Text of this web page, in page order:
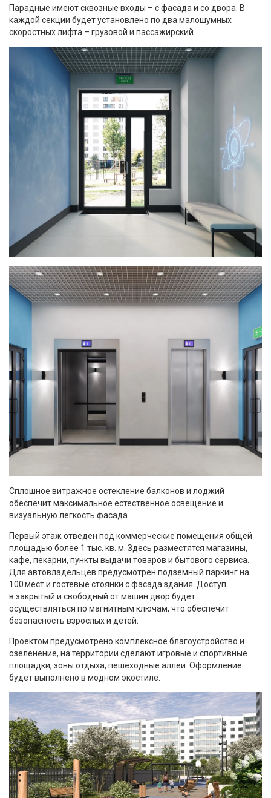
Парадные имеют сквозные входы – с фасада и со двора. В
каждой секции будет установлено по два малошумных
скоростных лифта – грузовой и пассажирский.
Сплошное витражное остекление балконов и лоджий
обеспечит максимальное естественное освещение и
визуальную легкость фасада.
Первый этаж отведен под коммерческие помещения общей
площадью более 1 тыс. кв. м. Здесь разместятся магазины,
кафе, пекарни, пункты выдачи товаров и бытового сервиса.
Для автовладельцев предусмотрен подземный паркинг на
100 мест и гостевые стоянки с фасада здания. Доступ
в закрытый и свободный от машин двор будет
осуществляться по магнитным ключам, что обеспечит
безопасность взрослых и детей.
Проектом предусмотрено комплексное благоустройство и
озеленение, на территории сделают игровые и спортивные
площадки, зоны отдыха, пешеходные аллеи. Оформление
будет выполнено в модном экостиле.